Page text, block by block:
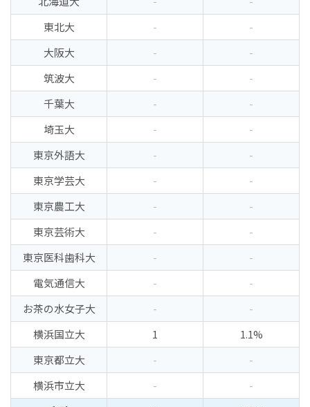
東北大
-
-
大阪大
-
-
筑波大
-
-
千葉大
-
-
埼玉大
-
-
東京外語大
-
-
東京学芸大
-
-
東京農工大
-
-
東京芸術大
-
-
東京医科歯科大
-
-
電気通信大
-
-
お茶の水女子大
-
-
横浜国立大
1
1.1%
東京都立大
-
-
横浜市立大
-
-